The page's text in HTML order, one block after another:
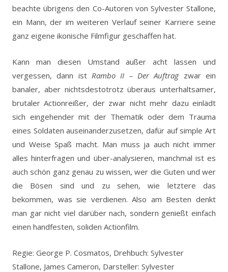
beachte übrigens den Co-Autoren von Sylvester Stallone,
ein Mann, der im weiteren Verlauf seiner Karriere seine
ganz eigene ikonische Filmfigur geschaffen hat.
Kann man diesen Umstand außer acht lassen und
vergessen, dann ist Rambo II – Der Auftragzwar ein
banaler, aber nichtsdestotrotz überaus unterhaltsamer,
brutaler Actionreißer, der zwar nicht mehr dazu einlädt
sich eingehender mit der Thematik oder dem Trauma
eines Soldaten auseinanderzusetzen, dafür auf simple Art
und Weise Spaß macht. Man muss ja auch nicht immer
alles hinterfragen und über-analysieren, manchmal ist es
auch schön ganz genau zu wissen, wer die Guten und wer
die Bösen sind und zu sehen, wie letztere das
bekommen, was sie verdienen. Also am Besten denkt
man gar nicht viel darüber nach, sondern genießt einfach
einen handfesten, soliden Actionfilm.
Regie: George P. Cosmatos, Drehbuch: Sylvester
Stallone, James Cameron, Darsteller: Sylvester